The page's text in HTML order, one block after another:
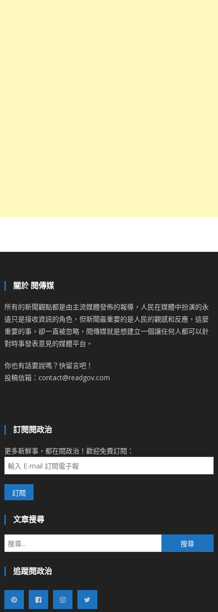
關於 閱傳媒
所有的新聞觀點都是由主流媒體發佈的報導，人民在媒體中扮演的永
遠只是接收資訊的角色，但新聞最重要的是人民的觀感和反應，這麼
重要的事，卻一直被忽略，閱傳媒就是想建立一個讓任何人都可以針
對時事發表意見的媒體平台。
你也有話要說嗎？快留言吧！
投稿信箱：contact@readgov.com
訂閱閱政治
更多新鮮事，都在閱政治！歡迎免費訂閱：
文章搜尋
尋
追蹤閱政治